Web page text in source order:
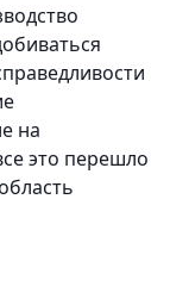
на
это перешло